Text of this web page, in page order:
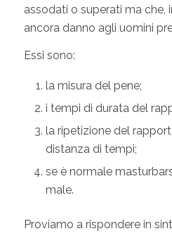
assodati o superati ma che,
ancora danno agli uomini
Essi sono:
la misura del pene;
i tempi di durata del
la ripetizione del
distanza di tempi;
se è normale
male.
Proviamo a rispondere in